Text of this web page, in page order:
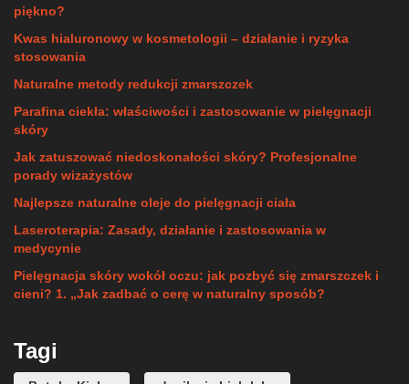
piękno?
Kwas hialuronowy w kosmetologii – działanie i ryzyka
stosowania
Naturalne metody redukcji zmarszczek
Parafina ciekła: właściwości i zastosowanie w pielęgnacji
skóry
Jak zatuszować niedoskonałości skóry? Profesjonalne
porady wizażystów
Najlepsze naturalne oleje do pielęgnacji ciała
Laseroterapia: Zasady, działanie i zastosowania w
medycynie
Pielęgnacja skóry wokół oczu: jak pozbyć się zmarszczek i
cieni? 1. „Jak zadbać o cerę w naturalny sposób?
Tagi